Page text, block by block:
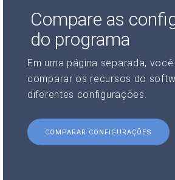
Compare as
do programa
Em uma página separada,
comparar os recursos do
diferentes configurações.
COMPARAR CONFIGURAÇÕES